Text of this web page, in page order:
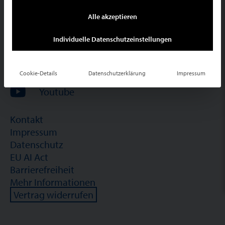
info@schneider-immobilien.com
Facebook
LinkedIn
Youtube
Kontakt
Impressum
Datenschutz
EU AI Act
Barrierefreiheit
Mehr Informationen
Vertrag widerrufen
Alle akzeptieren
Individuelle Datenschutzeinstellungen
Cookie-Details Datenschutzerklärung Impressum